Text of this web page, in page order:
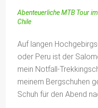
Abenteuerliche MTB Tour
Chile
Auf langen
oder Peru ist der
mein Notfall-
meinem Bergschuhen
Schuh für den Abend